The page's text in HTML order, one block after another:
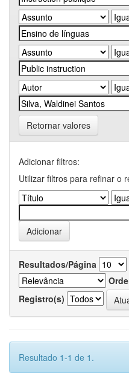
Retornar valores
Adicionar filtros:
Utilizar filtros para refinar o
Resultados/Página
Registro(s)
Resultado 1-1 de 1.